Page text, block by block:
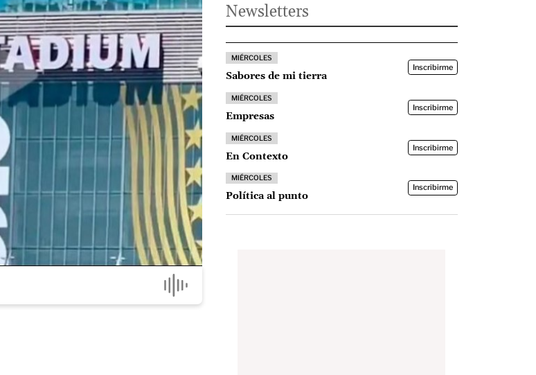
Newsletters
MIÉRCOLES
Sabores de mi tierra
Inscribirme
MIÉRCOLES
Empresas
Inscribirme
MIÉRCOLES
En Contexto
Inscribirme
MIÉRCOLES
Política al punto
Inscribirme